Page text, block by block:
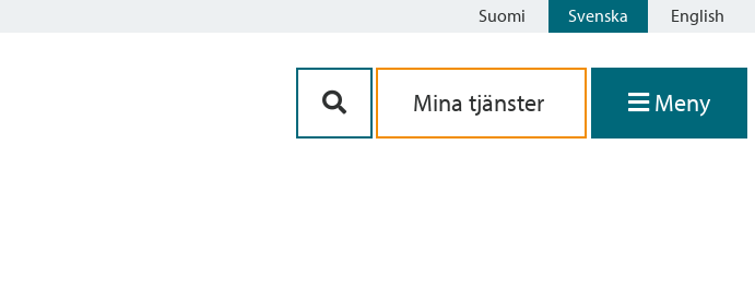
Suomi Svenska English
Mina tjänster Meny